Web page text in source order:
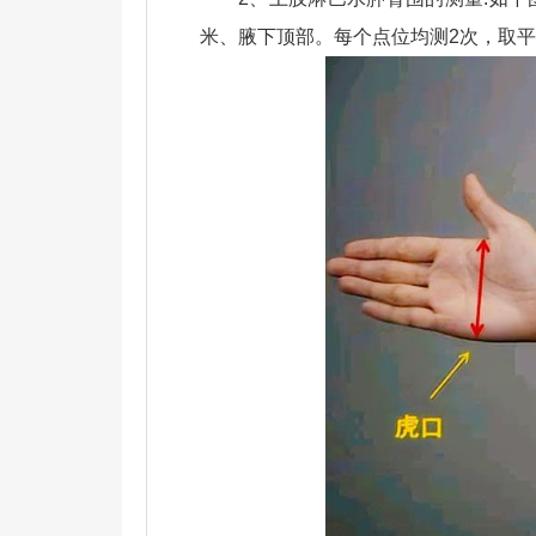
米、腋下顶部。每个点位均测2次，取